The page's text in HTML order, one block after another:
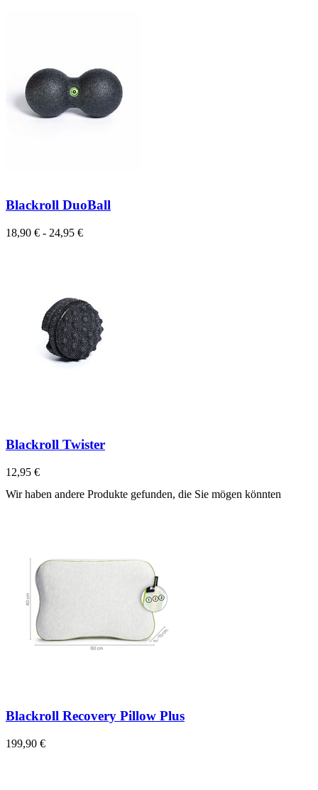
Blackroll DuoBall
18,90 € - 24,95 €
Blackroll Twister
12,95 €
Wir haben andere Produkte gefunden, die Sie mögen könnten
Blackroll Recovery Pillow Plus
199,90 €